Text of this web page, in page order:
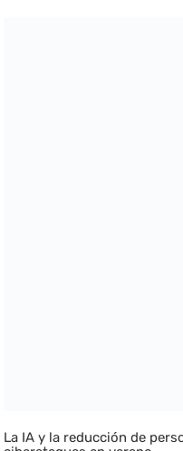
La IA y la reducción de